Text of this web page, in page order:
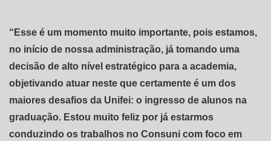
“Esse é um momento muito importante, pois estamos,
no início de nossa administração, já tomando uma
decisão de alto nível estratégico para a academia,
objetivando atuar neste que certamente é um dos
maiores desafios da Unifei: o ingresso de alunos na
graduação. Estou muito feliz por já estarmos
conduzindo os trabalhos no Consuni com foco em